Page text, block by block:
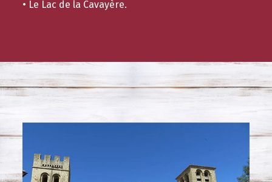
• Le Lac de la Cavayère.